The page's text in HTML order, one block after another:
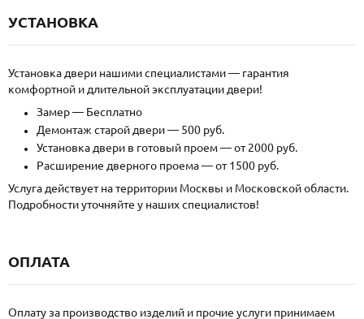
УСТАНОВКА
Установка двери нашими специалистами — гарантия
комфортной и длительной эксплуатации двери!
Замер — Бесплатно
Демонтаж старой двери — 500 руб.
Установка двери в готовый проем — от 2000 руб.
Расширение дверного проема — от 1500 руб.
Услуга действует на территории Москвы и Московской области.
Подробности уточняйте у наших специалистов!
ОПЛАТА
Оплату за производство изделий и прочие услуги принимаем